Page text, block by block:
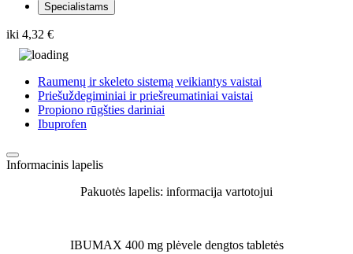
Specialistams
iki 4,32 €
Raumenų ir skeleto sistemą veikiantys vaistai
Priešuždegiminiai ir priešreumatiniai vaistai
Propiono rūgšties dariniai
Ibuprofen
Informacinis lapelis
Pakuotės lapelis: informacija vartotojui
IBUMAX 400 mg plėvele dengtos tabletės